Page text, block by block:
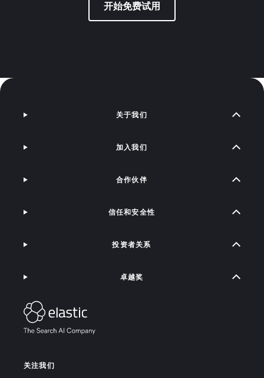
开始免费试用
关注我们
关于我们
加入我们
合作伙伴
信任和安全性
投资者关系
卓越奖